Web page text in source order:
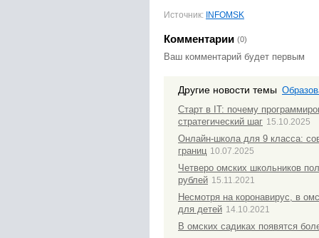
Источник: INFOMSK
Комментарии (0)
Ваш комментарий будет первым
Другие новости темы
Старт в IT: почему
стратегический шаг 15.10.2025
Онлайн-школа для 9 класса:
границ 10.07.2025
Четверо омских школьников
рублей 15.11.2021
Несмотря на коронавирус, в
для детей 14.10.2021
В омских садиках появятся